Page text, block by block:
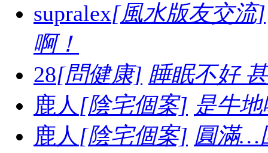
supralex[風水版友交流]
啊！
28[問健康] 睡眠不好
鹿人 [陰宅個案] 是牛
鹿人 [陰宅個案] 圓滿…